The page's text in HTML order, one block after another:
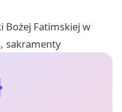
Bożej Fatimskiej w
sakramenty